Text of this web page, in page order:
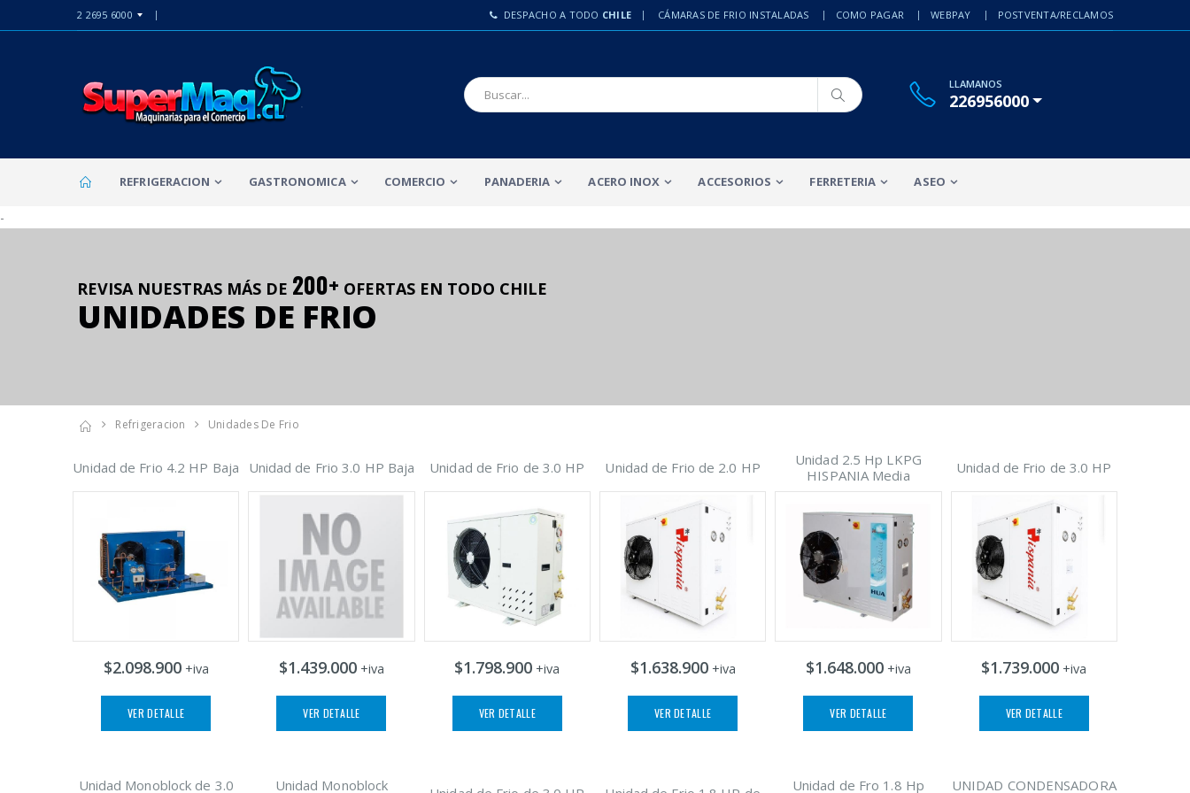
2 2695 6000 DESPACHO A TODO CHILE CÁMARAS DE FRIO INSTALADAS COMO PAGAR WEBPAY POSTVENTA/RECLAMOS
LLAMANOS
226956000
REFRIGERACION GASTRONOMICA COMERCIO PANADERIA ACERO INOX ACCESORIOS FERRETERIA ASEO
-
REVISA NUESTRAS MÁS DE 200+ OFERTAS EN TODO CHILE
UNIDADES DE FRIO
Refrigeracion Unidades De Frio
Unidad de Frio 4.2 HP Baja
$2.098.900+iva
VER DETALLE
Unidad de Frio 3.0 HP Baja
$1.439.000+iva
VER DETALLE
Unidad de Frio de 3.0 HP
$1.798.900 +iva
VER DETALLE
Unidad de Frio de 2.0 HP
$1.638.900+iva
VER DETALLE
Unidad 2.5 Hp LKPG
HISPANIA Media
$1.648.000+iva
VER DETALLE
Unidad de Frio de 3.0 HP
$1.739.000 +iva
VER DETALLE
Unidad Monoblock de 3.0
Unidad Monoblock
Unidad de Fro 1.8 Hp
UNIDAD CONDENSADORA